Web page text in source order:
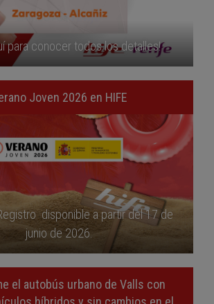
para conocer todos los detalles!
Joven 2026 en HIFE
disponible a partir del 17 de
junio de 2026.
el autobús urbano de Valls con